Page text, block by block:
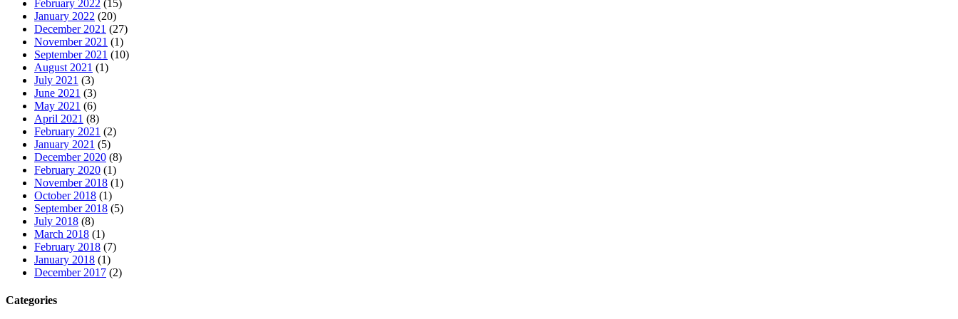
February 2022 (15)
January 2022 (20)
December 2021 (27)
November 2021 (1)
September 2021 (10)
August 2021 (1)
July 2021 (3)
June 2021 (3)
May 2021 (6)
April 2021 (8)
February 2021 (2)
January 2021 (5)
December 2020 (8)
February 2020 (1)
November 2018 (1)
October 2018 (1)
September 2018 (5)
July 2018 (8)
March 2018 (1)
February 2018 (7)
January 2018 (1)
December 2017 (2)
Categories